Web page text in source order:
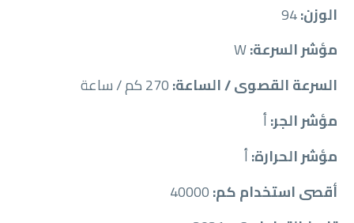
الوزن:
مؤشر السرعة:
السرعة القصوى / الساعة:
مؤشر الجر:أ
مؤشر الحرارة:أ
أقصى استخدام كم: